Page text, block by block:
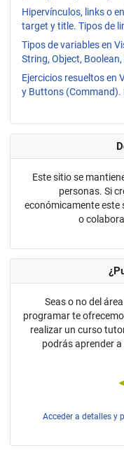
Hipervínculos, links o
target y title. Tipos de
Tipos de variables en
String, Object,
Ejercicios resueltos en
y Buttons (Command).
Este sitio se
personas. Si
económicamente este
o
Seas o no del
programar te
realizar un curso
podrás aprender
Acceder a detalles y